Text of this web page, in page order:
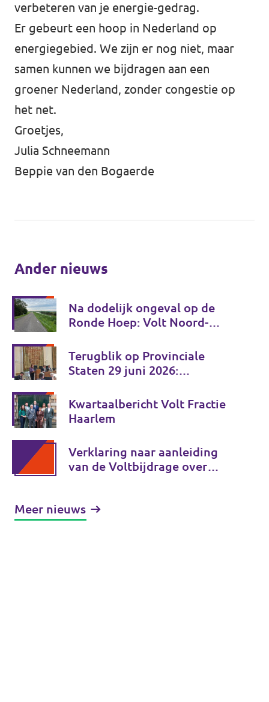
verbeteren van je energie-gedrag.
Er gebeurt een hoop in Nederland op
energiegebied. We zijn er nog niet, maar
samen kunnen we bijdragen aan een
groener Nederland, zonder congestie op
het net.
Groetjes,
Julia Schneemann
Beppie van den Bogaerde
Ander nieuws
Na dodelijk ongeval op de
Ronde Hoep: Volt Noord-
verkeersveiligheidsplan
Terugblik op Provinciale
Staten 29 juni 2026:
Noord-Holland
Kwartaalbericht Volt Fractie
Haarlem
Verklaring naar aanleiding
van de Voltbijdrage over
Meer nieuws